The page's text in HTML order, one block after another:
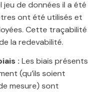
de données il a été
ont été utilisés et
Cette traçabilité
la redevabilité.
: Les biais présents
(qu’ils soient
mesure) sont